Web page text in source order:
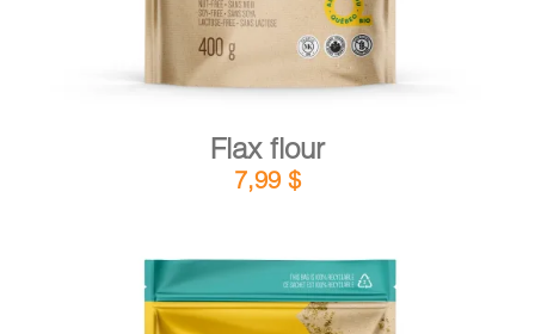
Flax flour
7,99 $